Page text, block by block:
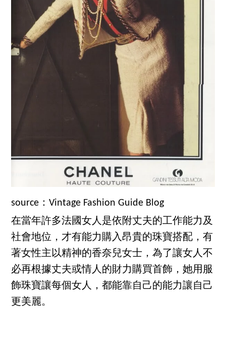
source：Vintage Fashion Guide Blog
在當年許多法國女人是依附丈夫的工作能力及
社會地位，才有能力購入昂貴的珠寶搭配，有
著女性主以精神的香奈兒女士，為了讓女人不
必再根據丈夫或情人的財力購買首飾，她用服
飾珠寶讓每個女人，都能靠自己的能力讓自己
更美麗。